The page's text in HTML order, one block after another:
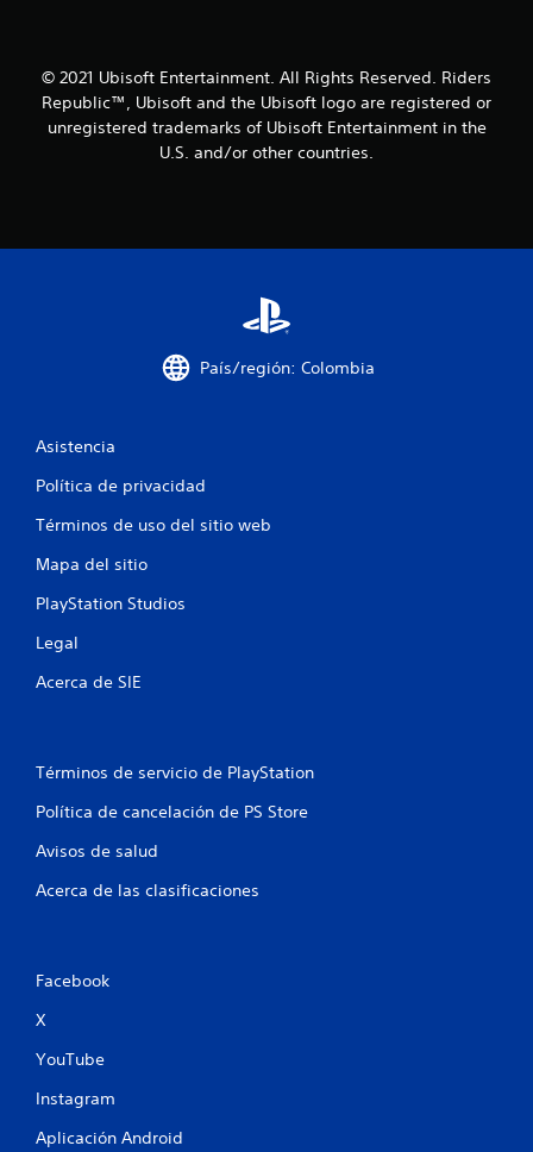
e
n
© 2021 Ubisoft Entertainment. All Rights Reserved. Riders
Republic™, Ubisoft and the Ubisoft logo are registered or
unregistered trademarks of Ubisoft Entertainment in the
U.S. and/or other countries.
País/región: Colombia
Asistencia
Política de privacidad
Términos de uso del sitio web
Mapa del sitio
PlayStation Studios
Legal
Acerca de SIE
Términos de servicio de PlayStation
Política de cancelación de PS Store
Avisos de salud
Acerca de las clasificaciones
Facebook
X
YouTube
Instagram
Aplicación Android